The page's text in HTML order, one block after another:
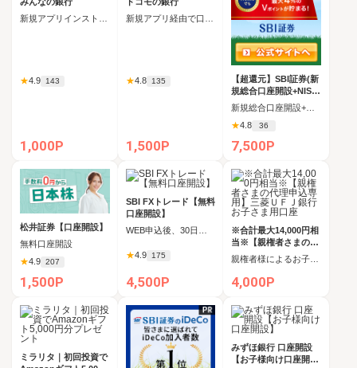
★4.9 143
1,000P
★4.8 135
1,500P
【超還元】SBI証券(新
規総合口座開設+NISA
口座開設)
★4.8 36
7,500P
松井証券【口座開設】
無料口座開設
★4.9 207
1,500P
SBI FXトレード【無料
口座開設】
★4.9 175
4,500P
※合計最大14,000円相
当※【親権者さまの代
理申込専用】三菱ＵＦ
Ｊ銀行 お子さま用口
座
4,000P
ミラリタ｜初回投資で
みずほ銀行 口座開設
【お子様向け口座開設